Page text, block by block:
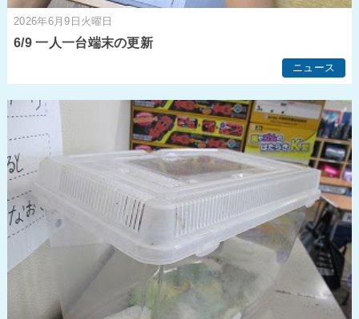
2026年6月9日火曜日
6/9 一人一台端末の更新
ニュース